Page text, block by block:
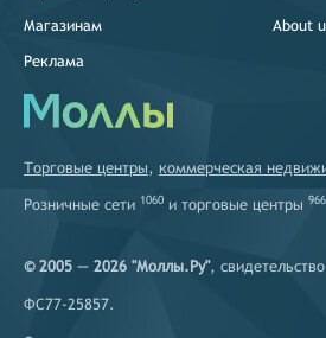
Магазинам
Реклама
About
Торговые центры, коммерческая
Розничные сети 1060 и торговые центры 966
© 2005 — 2026 "Моллы.Ру",
ФС77-25857.